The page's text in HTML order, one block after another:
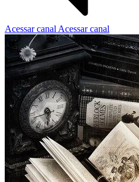
Acessar canal Acessar canal